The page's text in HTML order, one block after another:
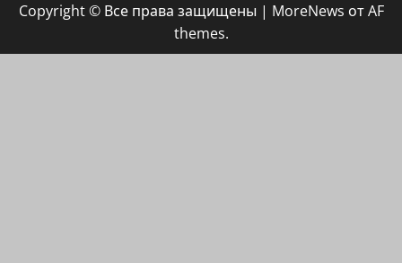
ХАЙФАИНФО
Copyright © Все права защищены | MoreNews от AF
themes.